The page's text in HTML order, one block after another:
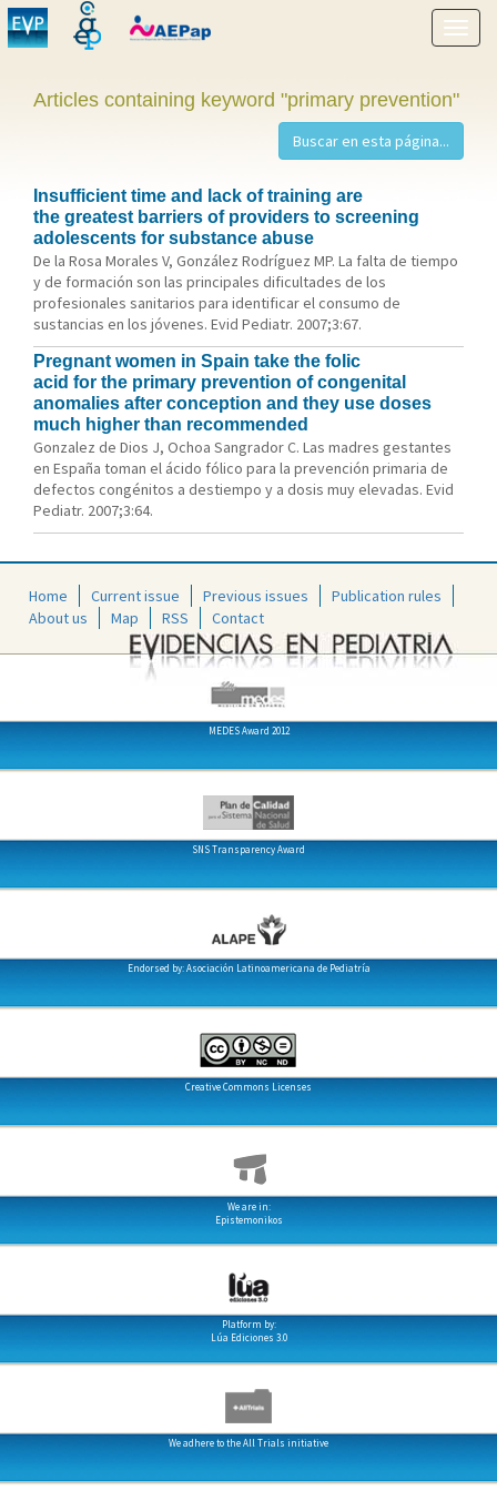
Show
menu
Articles containing keyword "primary prevention"
Insufficient time and lack of training are
the greatest barriers of providers to screening
adolescents for substance abuse
De la Rosa Morales V, González Rodríguez MP. La falta de tiempo
y de formación son las principales dificultades de los
profesionales sanitarios para identificar el consumo de
sustancias en los jóvenes. Evid Pediatr. 2007;3:67.
Pregnant women in Spain take the folic
acid for the primary prevention of congenital
anomalies after conception and they use doses
much higher than recommended
Gonzalez de Dios J, Ochoa Sangrador C. Las madres gestantes
en España toman el ácido fólico para la prevención primaria de
defectos congénitos a destiempo y a dosis muy elevadas. Evid
Pediatr. 2007;3:64.
Home Current issue Previous issues
Publication rules
About us
Map RSS Contact
MEDES Award 2012
SNS Transparency Award
Endorsed by: Asociación Latinoamericana de Pediatría
Creative Commons Licenses
We are in:
Epistemonikos
Platform by:
Lúa Ediciones 3.0
We adhere to the All Trials initiative